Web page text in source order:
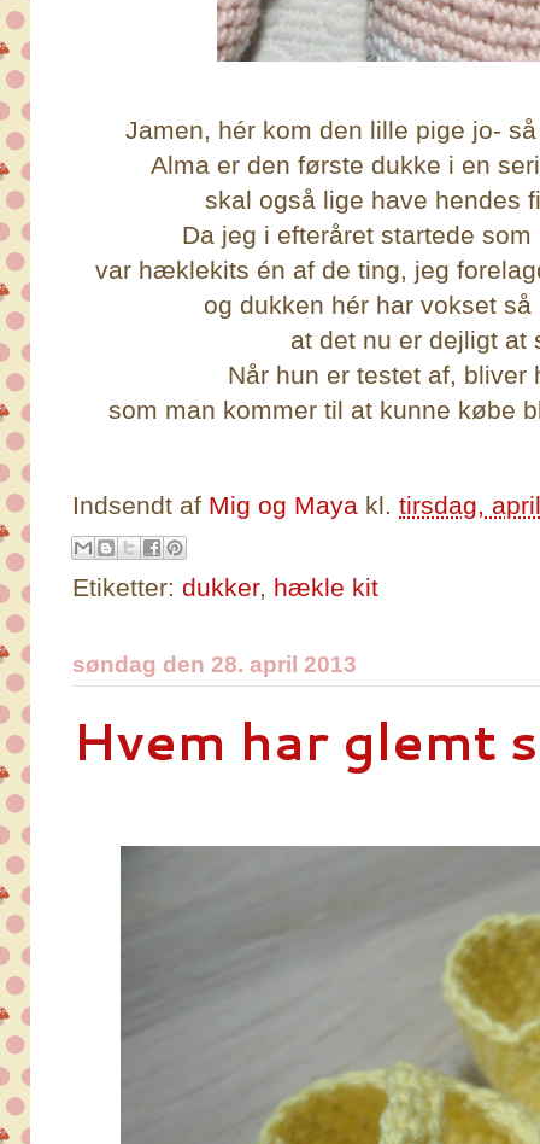
Jamen, hér kom den lille pige jo-
Alma er den første dukke i en
skal også lige have hendes
Da jeg i efteråret startede
var hæklekits én af de ting, jeg
og dukken hér har vokset
at det nu er dejligt
Når hun er testet af,
som man kommer til at kunne købe
Indsendt af Mig og Maya kl. tirsdag,
Etiketter: dukker, hækle kit
søndag den 28. april 2013
Hvem har glemt